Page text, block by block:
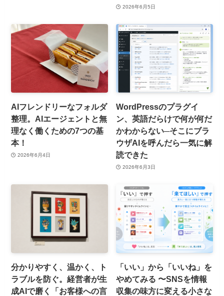
2026年6月5日
AIフレンドリーなフォルダ
整理。AIエージェントと無
理なく働くための7つの基
本！
2026年6月4日
WordPressのプラグイ
ン、英語だらけで何が何だ
かわからない─そこにブラ
ウザAIを呼んだら一気に解
読できた
2026年6月3日
分かりやすく、温かく、ト
ラブルを防ぐ。経営者が生
成AIで磨く「お客様への言
「いい」から「いいね」を
やめてみる 〜SNSを情報
収集の味方に変える小さな